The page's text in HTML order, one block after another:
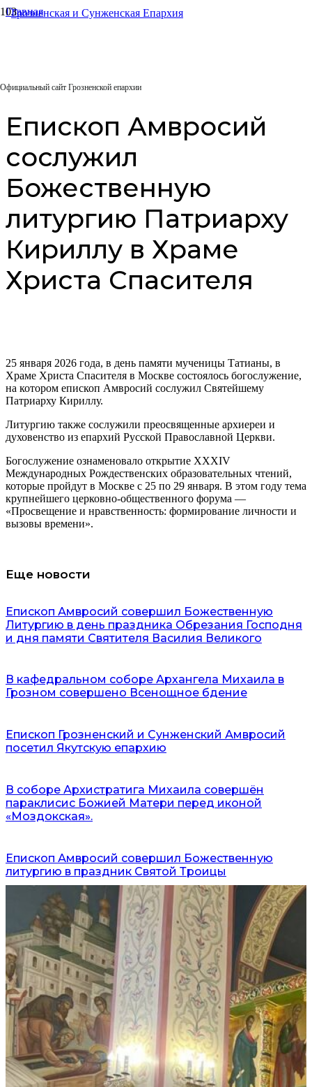
Официальный сайт Грозненской епархии
Главная
26.01.2026
Епископ Амвросий
сослужил
Божественную
литургию Патриарху
Кириллу в Храме
Христа Спасителя
25 января 2026 года, в день памяти мученицы Татианы, в
Храме Христа Спасителя в Москве состоялось богослужение,
на котором епископ Амвросий сослужил Святейшему
Патриарху Кириллу.
Литургию также сослужили преосвященные архиереи и
духовенство из епархий Русской Православной Церкви.
Богослужение ознаменовало открытие XXXIV
Международных Рождественских образовательных чтений,
которые пройдут в Москве с 25 по 29 января. В этом году тема
крупнейшего церковно-общественного форума —
«Просвещение и нравственность: формирование личности и
вызовы времени».
Еще новости
Епископ Амвросий совершил Божественную
Литургию в день праздника Обрезания Господня
и дня памяти Святителя Василия Великого
В кафедральном соборе Архангела Михаила в
Грозном совершено Всенощное бдение
Епископ Грозненский и Сунженский Амвросий
посетил Якутскую епархию
В соборе Архистратига Михаила совершён
параклисис Божией Матери перед иконой
«Моздокская».
Епископ Амвросий совершил Божественную
литургию в праздник Святой Троицы